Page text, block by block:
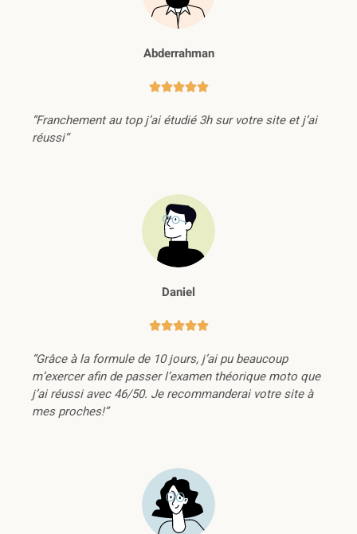
Abderrahman

“Franchement au top j’ai étudié 3h sur votre site et j’ai
réussi“
Daniel

“Grâce à la formule de 10 jours, j’ai pu beaucoup
m’exercer afin de passer l’examen théorique moto que
j’ai réussi avec 46/50. Je recommanderai votre site à
mes proches!”